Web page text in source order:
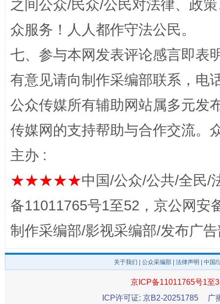
完善运行机制助力责任有效落实 一纸欠
之间公众/民众/公民对法律、政
众服务！人人都作守法公民。
七、参与本网发表评论感言即表
有意见请向制作采编部联系，电
公众传媒所有辅助网站属多元发
传媒网的支持帮助与合作交流。
主办 :
★★★★★中国/公众/公共/全民/
备11011765号1至52，京公网安
制作采编部/影视采编部/发布广
关于我们 公众采编部 法律声明 | 中国
京ICP备11011765号1至
ICP许可证: 京B2-20251785
广